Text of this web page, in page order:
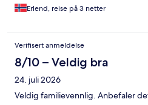
Erlend, reise på 3 netter
Verifisert anmeldelse
8/10 – Veldig bra
24. juli 2026
Veldig familievennlig. Anbefaler